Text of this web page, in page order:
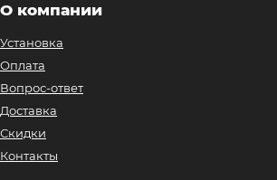
О компании
Установка
Оплата
Вопрос-ответ
Доставка
Скидки
Контакты